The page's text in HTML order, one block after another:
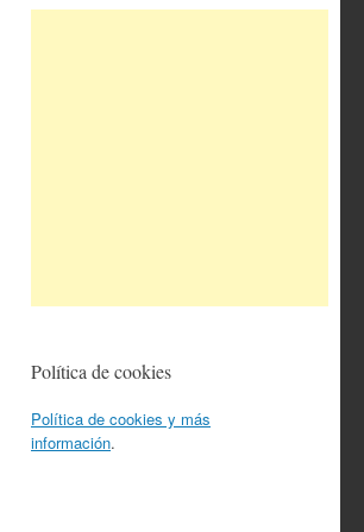
Política de cookies
Política de cookies y más
información.